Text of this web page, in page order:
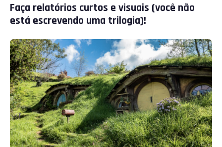
Faça relatórios curtos e visuais (você não
está escrevendo uma trilogia)!